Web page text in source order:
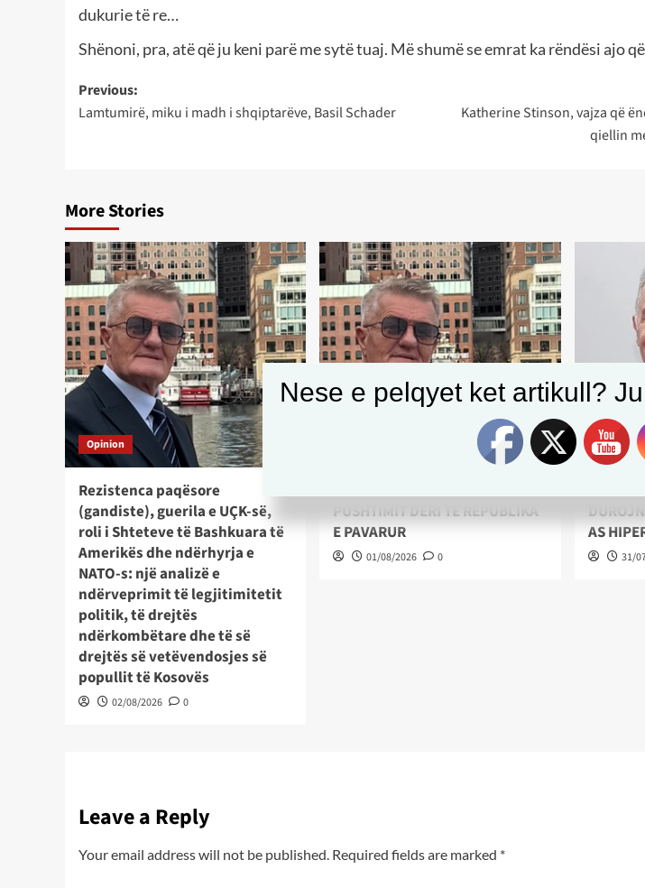
dukurie të re…
Shënoni, pra, atë që ju keni parë me sytë tuaj. Më shumë se emrat ka rëndësi ajo
Post
navigation
Previous:
Lamtumirë, miku i madh i shqiptarëve, Basil Schader
Katherine Stinson, vajza që
qiellin
More Stories
Opinion
Rezistenca paqësore
(gandiste), guerila e UÇK-së,
roli i Shteteve të Bashkuara të
Amerikës dhe ndërhyrja e
NATO-s: një analizë e
ndërveprimit të legjitimitetit
politik, të drejtës
ndërkombëtare dhe të së
drejtës së vetëvendosjes së
popullit të Kosovës
02/08/2026 0
KOSOVA – NGA SHEKUJT E
PUSHTIMIT DERI TE REPUBLIKA
E PAVARUR
01/08/2026 0
Opinion
AS
31/
Leave a Reply
Your email address will not be published. Required fields are marked *
Nese e pelqyet ket artikull?